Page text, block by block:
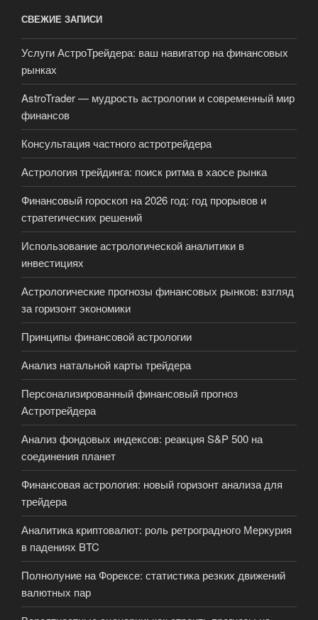
СВЕЖИЕ ЗАПИСИ
Услуги АстроТрейдера: ваш навигатор на финансовых
рынках
AstroTrader — мудрость астрологии и современный мир
финансов
Консультация частного астротрейдера
Астрология трейдинга: поиск ритма в хаосе рынка
Финансовый гороскоп на 2026 год: год прорывов и
стратегических решений
Использование астрологической аналитики в
инвестициях
Астрологические прогнозы финансовых рынков: взгляд
за горизонт экономики
Принципы финансовой астрологии
Анализ натальной карты трейдера
Персонализированный финансовый прогноз
Астротрейдера
Анализ фондовых индексов: реакция S&P 500 на
соединения планет
Финансовая астрология: новый горизонт анализа для
трейдера
Аналитика криптовалют: роль ретроградного Меркурия
в падениях BTC
Полнолуние на Форексе: статистика резких движений
валютных пар